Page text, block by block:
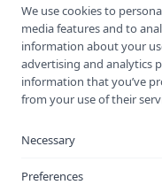
Hitta rätt trafikskola för dig.
UTFORSKA
Jämför trafikskolor
Kalkylator
Trafikskolor
We use cookies to
media features and to
information about your
advertising and analytics
information that you’ve
from your use of their
Necessary
Preferences